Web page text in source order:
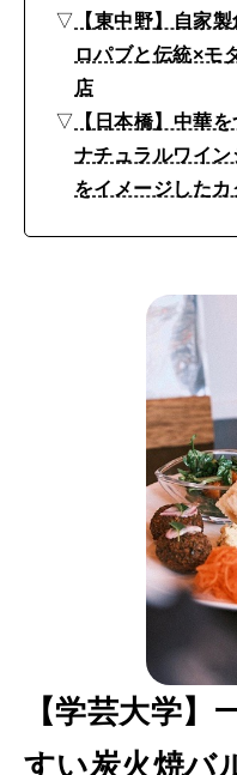
ほ
▽ 【東中野】自家
ロパブと伝統×モ
店
▽ 【日本橋】中華
ナチュラルワイ
をイメージした
【学芸大学
すい炭火焼バ